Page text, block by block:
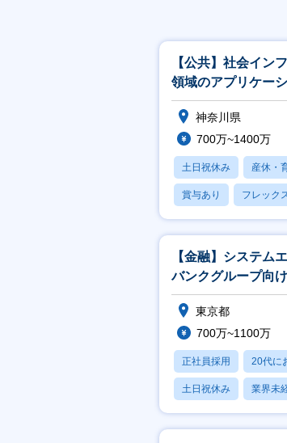
【公共】社会イン
領域のアプリケー
／PL候補<488>
神奈川県
700万~1400万
土日祝休み 産休・
賞与あり フレック
社宅・住宅補助
【金融】システム
バンクグループ向
発リーダ）担当
東京都
700万~1100万
正社員採用 20代に
土日祝休み 業界未
産休・育休あり